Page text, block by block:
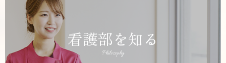
看護部を知る
Philosophy